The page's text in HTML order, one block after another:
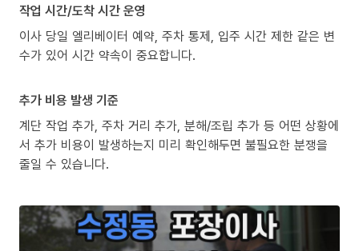
작업 시간/도착 시간 운영
이사 당일 엘리베이터 예약, 주차 통제, 입주 시간 제한 같은 변
수가 있어 시간 약속이 중요합니다.
추가 비용 발생 기준
계단 작업 추가, 주차 거리 추가, 분해/조립 추가 등 어떤 상황에
서 추가 비용이 발생하는지 미리 확인해두면 불필요한 분쟁을
줄일 수 있습니다.